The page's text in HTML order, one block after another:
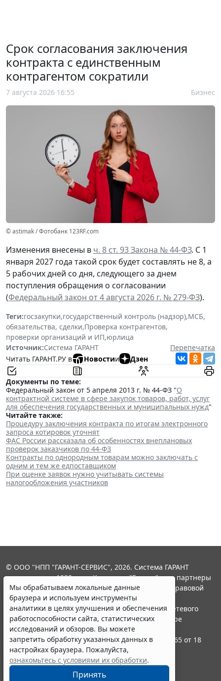
Срок согласования заключения
контракта с единственным
контрагентом сократили
7 августа 2026 16:55 Бизнес
© astimak / Фотобанк 123RF.com
Изменения внесены в ч. 8 ст. 93 Закона № 44-ФЗ. С 1
января 2027 года такой срок будет составлять не 8, а
5 рабочих дней со дня, следующего за днем
поступления обращения о согласовании
(Федеральный закон от 4 августа 2026 г. № 279-ФЗ).
Теги:госзакупки,государственный контроль (надзор),МСБ,
обязательства, сделки,Проверка контрагентов,
проверки организаций и ИП,юрлица
Источник:Система ГАРАНТ
Перепечатка
Читать ГАРАНТ.РУ в
Новостии Дзен
Документы по теме:
Федеральный закон от 5 апреля 2013 г. № 44-ФЗ "О
контрактной системе в сфере закупок товаров, работ, услуг
для обеспечения государственных и муниципальных нужд"
Читайте также:
Процедуру заключения контракта по итогам электронного
запроса котировок уточнят
ФАС России рассказала об особенностях внеплановых
проверок заказчиков по 44-ФЗ
Контракты по однородным товарам можно заключать с
одним и тем же едпоставщиком
При оценке заявок нужно учитывать системы
налогообложения участников
Мы обрабатываем локальные данные
браузера и используем инструменты
аналитики в целях улучшения и обеспечения
работоспособности сайта, статистических
исследований и обзоров. Вы можете
запретить обработку указанных данных в
настройках браузера. Пожалуйста,
ознакомьтесь с условиями их обработки.
Принять
© ООО "НПП "ГАРАНТ-СЕРВИС", 2026. Система ГАРАНТ
выпускается с 1990 года. Компания "Гарант" и ее партнеры
являются участниками Российской ассоциации правовой
информации ГАРАНТ.
Портал ГАРАНТ.РУ зарегистрирован в качестве сетевого
издания Федеральной службой по надзору в сфере
связи,информационных технологий и массовых
коммуникаций (Роскомнадзором), Эл № ФС77-58365 от 18
июня 2014 года.
16+